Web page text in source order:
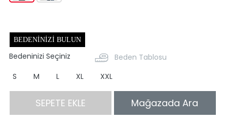
BEDENINIZI BULUN
Bedeninizi Seçiniz
Beden Tablosu
S
M L XL XXL
SEPETE EKLE Mağazada Ara